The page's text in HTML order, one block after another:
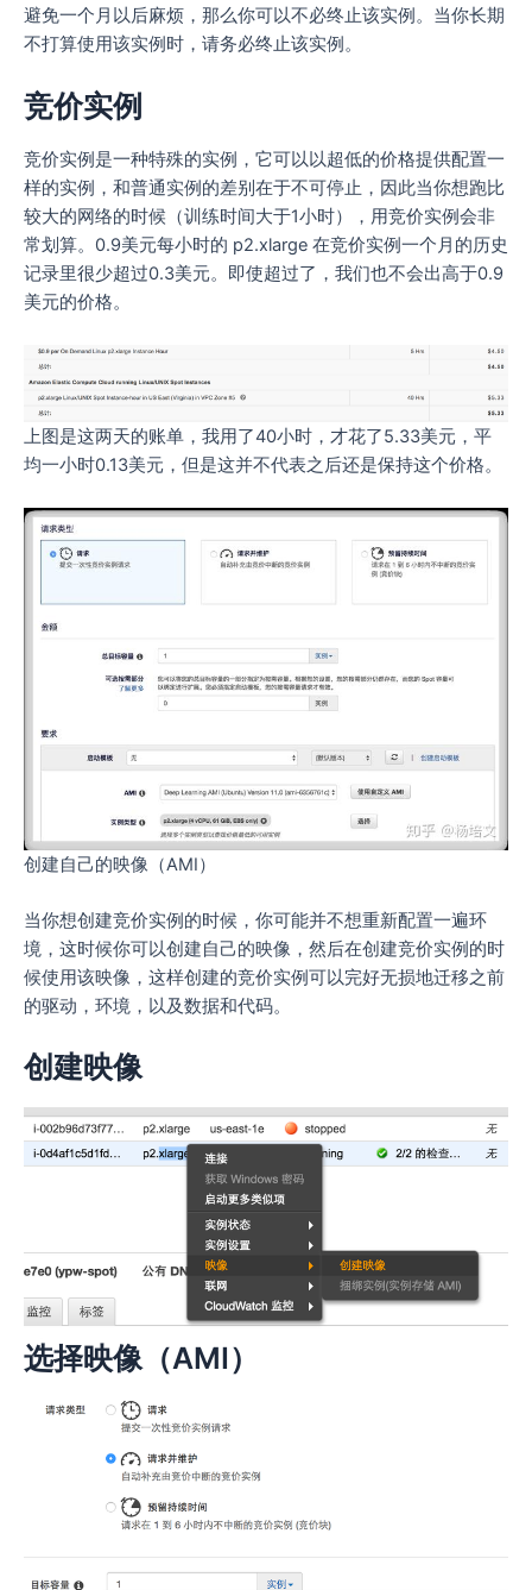
避免一个月以后麻烦，那么你可以不必终止该实例。当你长期
不打算使用该实例时，请务必终止该实例。
竞价实例
竞价实例是一种特殊的实例，它可以以超低的价格提供配置一
样的实例，和普通实例的差别在于不可停止，因此当你想跑比
较大的网络的时候（训练时间大于1小时），用竞价实例会非
常划算。0.9美元每小时的 p2.xlarge 在竞价实例一个月的历史
记录里很少超过0.3美元。即使超过了，我们也不会出高于0.9
美元的价格。
上图是这两天的账单，我用了40小时，才花了5.33美元，平
均一小时0.13美元，但是这并不代表之后还是保持这个价格。
创建自己的映像（AMI）
当你想创建竞价实例的时候，你可能并不想重新配置一遍环
境，这时候你可以创建自己的映像，然后在创建竞价实例的时
候使用该映像，这样创建的竞价实例可以完好无损地迁移之前
的驱动，环境，以及数据和代码。
创建映像
选择映像（AMI）